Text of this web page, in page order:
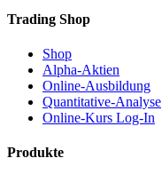
Trading Shop
Shop
Alpha-Aktien
Online-Ausbildung
Quantitative-Analyse
Online-Kurs Log-In
Produkte